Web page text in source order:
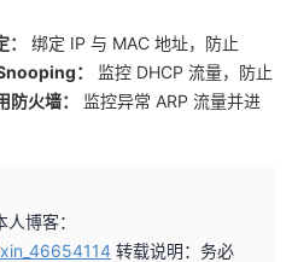
绑定 IP 与 MAC 地址，防止
：
监控 DHCP 流量，防止
防火墙：
监控异常 ARP 流量并进
人博客：
转载说明：务必